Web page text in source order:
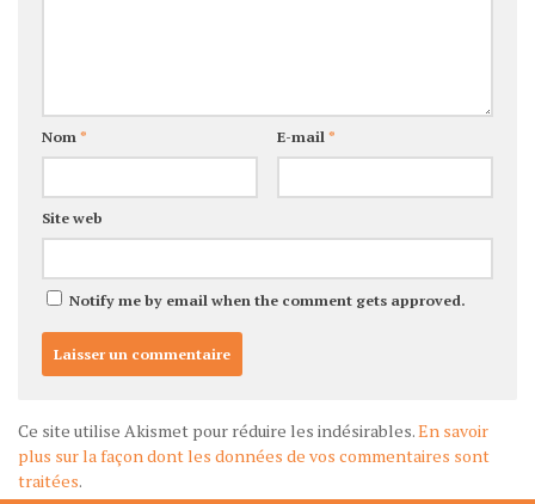
Nom* E-mail*
Site web
Notify me by email when the comment gets approved.
Ce site utilise Akismet pour réduire les indésirables.En savoir
plus sur la façon dont les données de vos commentaires sont
traitées.